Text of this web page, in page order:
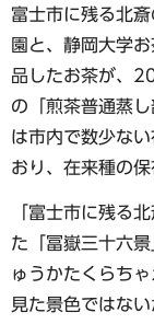
富士市に残る北
園と、静岡大学
品したお茶が、
の「煎茶普通蒸
は市内で数少な
おり、在来種の
「富士市に残る
た「冨嶽三十六
ゅうかたくらち
見た景色ではな